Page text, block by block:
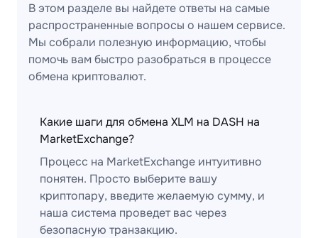
В этом разделе вы найдете ответы на самые
распространенные вопросы о нашем сервисе.
Мы собрали полезную информацию, чтобы
помочь вам быстро разобраться в процессе
обмена криптовалют.
Какие шаги для обмена XLM на DASH на
MarketExchange?
Процесс на MarketExchange интуитивно
понятен. Просто выберите вашу
криптопару, введите желаемую сумму, и
наша система проведет вас через
безопасную транзакцию.